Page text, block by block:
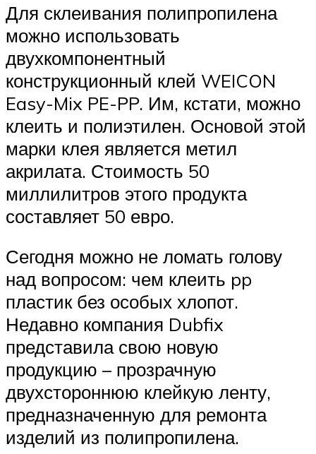
Для склеивания полипропилена
можно использовать
двухкомпонентный
конструкционный клей WEICON
Easy-Mix PE-PP. Им, кстати, можно
клеить и полиэтилен. Основой этой
марки клея является метил
акрилата. Стоимость 50
миллилитров этого продукта
составляет 50 евро.
Сегодня можно не ломать голову
над вопросом: чем клеить pp
пластик без особых хлопот.
Недавно компания Dubfix
представила свою новую
продукцию – прозрачную
двухстороннюю клейкую ленту,
предназначенную для ремонта
изделий из полипропилена.